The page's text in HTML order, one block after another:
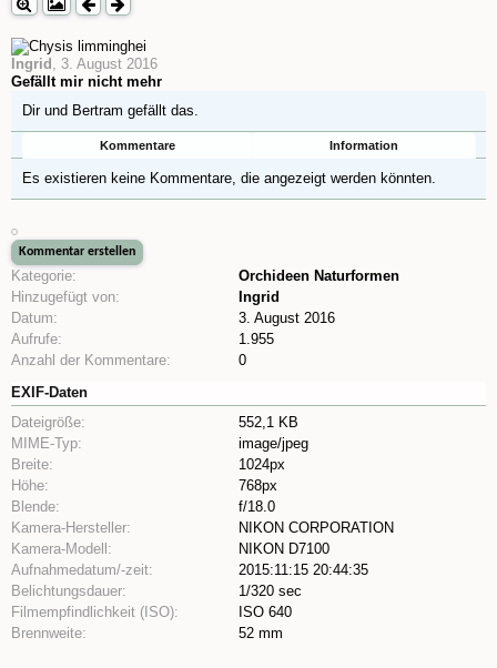
Ingrid , 3. August 2016
Gefällt mir nicht mehr
Dir und Bertram gefällt das.
Kommentare Information
Es existieren keine Kommentare, die angezeigt werden könnten.
Kategorie:
Orchideen Naturformen
Hinzugefügt von:
Ingrid
Datum:
3. August 2016
Aufrufe:
1.955
Anzahl der Kommentare:
0
EXIF-Daten
Dateigröße:
552,1 KB
MIME-Typ:
image/jpeg
Breite:
1024px
Höhe:
768px
Blende:
f/18.0
Kamera-Hersteller:
NIKON CORPORATION
Kamera-Modell:
NIKON D7100
Aufnahmedatum/-zeit:
2015:11:15 20:44:35
Belichtungsdauer:
1/320 sec
Filmempfindlichkeit (ISO):
ISO 640
Brennweite:
52 mm